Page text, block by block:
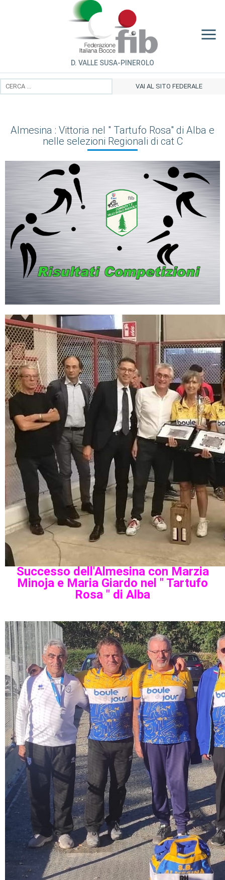
D. VALLE SUSA-PINEROLO
VAI AL SITO FEDERALE
Almesina : Vittoria nel " Tartufo Rosa" di Alba e
nelle selezioni Regionali di cat C
Successo dell'Almesina con Marzia
Minoja e Maria Giardo nel " Tartufo
Rosa " di Alba